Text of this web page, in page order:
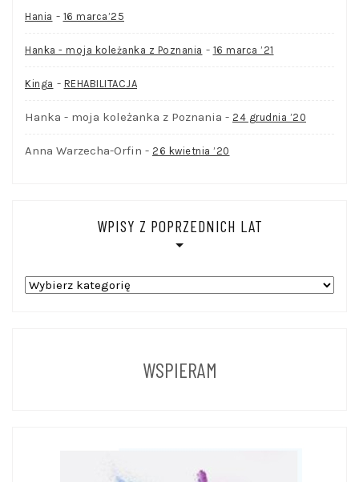
Hania - 16 marca’25
Hanka - moja koleżanka z Poznania - 16 marca ’21
Kinga - REHABILITACJA
Hanka - moja koleżanka z Poznania - 24 grudnia ’20
Anna Warzecha-Orfin - 26 kwietnia ’20
WPISY Z POPRZEDNICH LAT
WPISY
WSPIERAM